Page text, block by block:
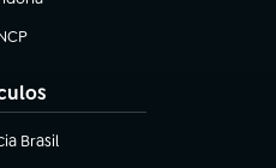
em nova aba)
em nova aba)
Brasil
nova aba)